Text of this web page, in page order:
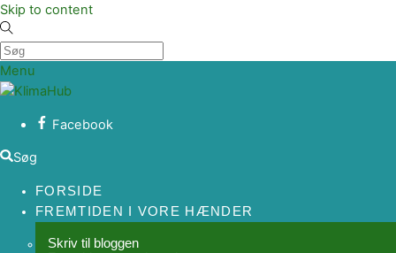
Skip to content
Menu
Facebook
Søg
FORSIDE
FREMTIDEN I VORE HÆNDER
Skriv til bloggen